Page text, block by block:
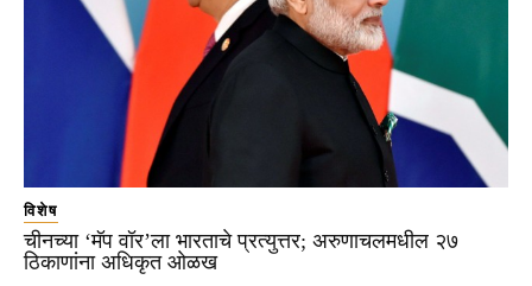
विशेष
चीनच्या ‘मॅप वॉर’ला भारताचे प्रत्युत्तर; अरुणाचलमधील २७
ठिकाणांना अधिकृत ओळख